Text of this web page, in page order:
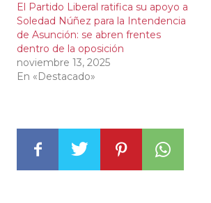
El Partido Liberal ratifica su apoyo a
Soledad Núñez para la Intendencia
de Asunción: se abren frentes
dentro de la oposición
noviembre 13, 2025
En «Destacado»